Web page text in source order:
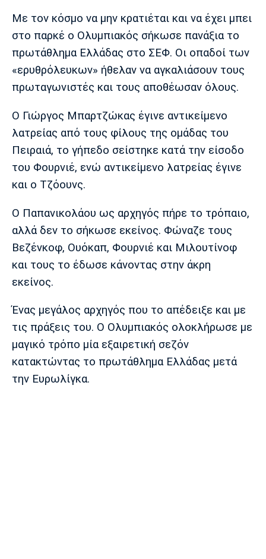
Πολιτισμός
Τραγούδια
Cine Spot
Running
Media
Παρασκήνιο
Πρόγραμμα TV
Ιωνικός Κηφισιά Πανσερραϊκός
Μπαρτσελόνα
Ρεάλ
Ατλέτικο
Μαδρίτης
Γιουνάιτεντ
Λίβερπουλ
Μάντσεστερ
Γιουβέντους
Μπάγερν
Με τον κόσμο να μην κρατιέται και να έχει μπει
στο παρκέ ο Ολυμπιακός σήκωσε πανάξια το
πρωτάθλημα Ελλάδας στο ΣΕΦ. Οι οπαδοί των
«ερυθρόλευκων» ήθελαν να αγκαλιάσουν τους
πρωταγωνιστές και τους αποθέωσαν όλους.
Ο Γιώργος Μπαρτζώκας έγινε αντικείμενο
λατρείας από τους φίλους της ομάδας του
Πειραιά, το γήπεδο σείστηκε κατά την είσοδο
του Φουρνιέ, ενώ αντικείμενο λατρείας έγινε
και ο Τζόουνς.
Ο Παπανικολάου ως αρχηγός πήρε το τρόπαιο,
αλλά δεν το σήκωσε εκείνος. Φώναζε τους
Βεζένκοφ, Ουόκαπ, Φουρνιέ και Μιλουτίνοφ
και τους το έδωσε κάνοντας στην άκρη
εκείνος.
Ένας μεγάλος αρχηγός που το απέδειξε και με
τις πράξεις του. Ο Ολυμπιακός ολοκλήρωσε με
μαγικό τρόπο μία εξαιρετική σεζόν
κατακτώντας το πρωτάθλημα Ελλάδας μετά
την Ευρωλίγκα.